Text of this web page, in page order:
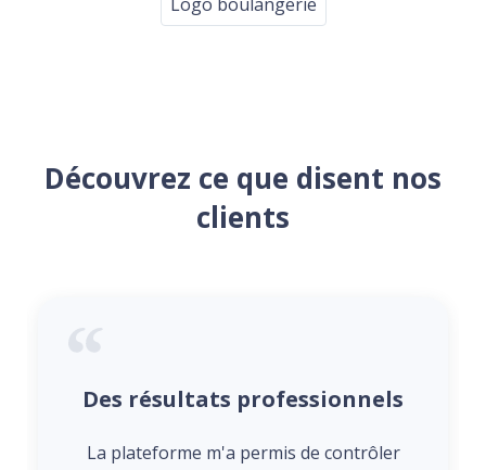
Découvrez ce que disent nos
clients
Des résultats professionnels
La plateforme m'a permis de contrôler